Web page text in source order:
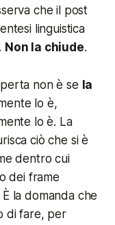
che il post
linguistica
Non la chiude.
non è se la
lo è,
lo è. La
ciò che si è
dentro cui
dei frame
la domanda che
di fare, per